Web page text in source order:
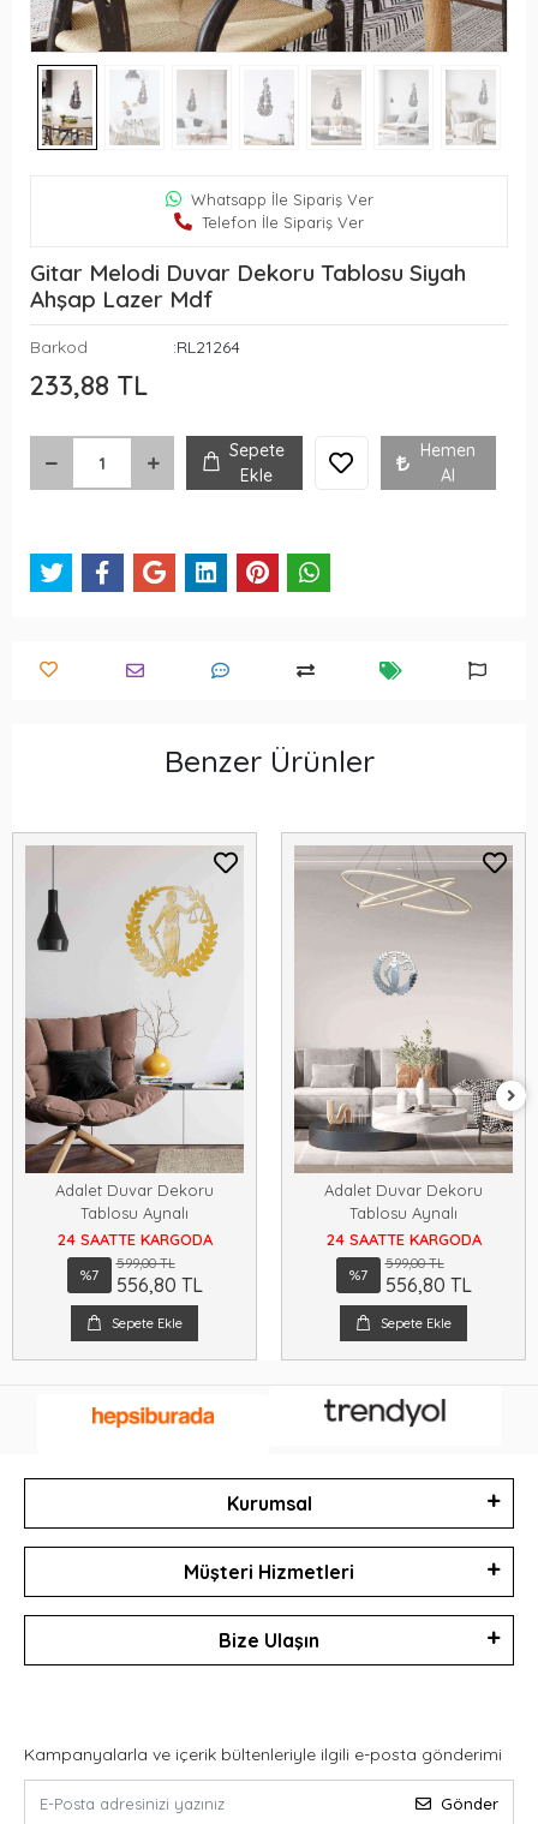
Whatsapp İle Sipariş Ver
Telefon İle Sipariş Ver
Gitar Melodi Duvar Dekoru Tablosu Siyah
Ahşap Lazer Mdf
Barkod :RL21264
233,88 TL
Sepete
Ekle
Hemen
Al
Benzer Ürünler
Adalet Duvar Dekoru
Tablosu Aynalı
24 SAATTE KARGODA
%7
599,00 TL
556,80 TL
Sepete Ekle
Adalet Duvar Dekoru
Tablosu Aynalı
24 SAATTE KARGODA
%7
599,00 TL
556,80 TL
Sepete Ekle
Kurumsal
Müşteri Hizmetleri
Bize Ulaşın
Kampanyalarla ve içerik bültenleriyle ilgili e-posta gönderimi
Gönder